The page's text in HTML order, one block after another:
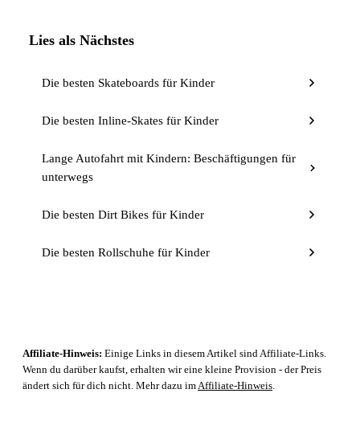
Lies als Nächstes
Die besten Skateboards für Kinder
Die besten Inline-Skates für Kinder
Lange Autofahrt mit Kindern: Beschäftigungen für
unterwegs
Die besten Dirt Bikes für Kinder
Die besten Rollschuhe für Kinder
Affiliate-Hinweis: Einige Links in diesem Artikel sind Affiliate-Links.
Wenn du darüber kaufst, erhalten wir eine kleine Provision - der Preis
ändert sich für dich nicht. Mehr dazu im Affiliate-Hinweis